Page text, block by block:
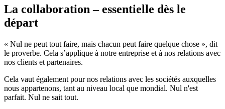
La collaboration – essentielle dès le
départ
« Nul ne peut tout faire, mais chacun peut faire quelque chose », dit
le proverbe. Cela s’applique à notre entreprise et à nos relations avec
nos clients et partenaires.
Cela vaut également pour nos relations avec les sociétés auxquelles
nous appartenons, tant au niveau local que mondial. Nul n'est
parfait. Nul ne sait tout.